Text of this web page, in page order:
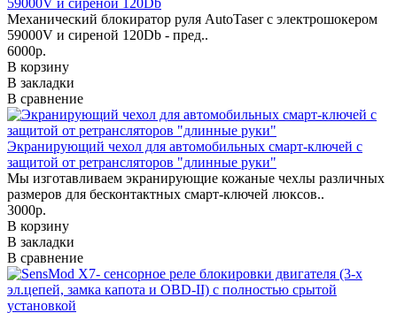
59000V и сиреной 120Db
Механический блокиратор руля AutoTaser с электрошокером
59000V и сиреной 120Db - пред..
6000р.
В корзину
В закладки
В сравнение
Экранирующий чехол для автомобильных смарт-ключей с
защитой от ретрансляторов "длинные руки"
Мы изготавливаем экранирующие кожаные чехлы различных
размеров для бесконтактных смарт-ключей люксов..
3000р.
В корзину
В закладки
В сравнение